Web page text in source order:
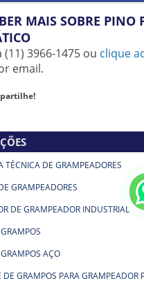
MAIS SOBRE PINO
(11) 3966-1475 ou clique
email.
TÉCNICA DE GRAMPEADORES
GRAMPEADORES
DE GRAMPEADOR INDUSTRIAL
AÇO
DE GRAMPOS PARA GRAMPEADOR